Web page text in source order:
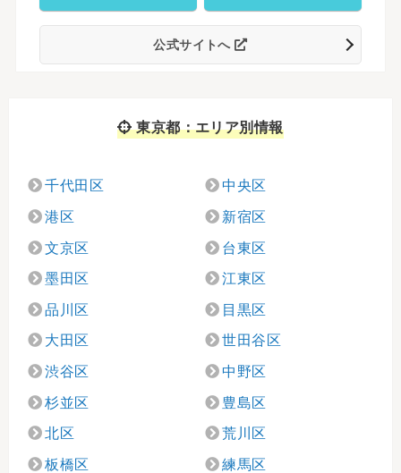
公式サイトへ
東京都：エリア別情報
千代田区 中央区
港区 新宿区
文京区 台東区
墨田区 江東区
品川区 目黒区
大田区 世田谷区
渋谷区 中野区
杉並区 豊島区
北区 荒川区
板橋区 練馬区